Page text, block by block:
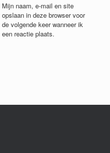
Mijn naam, e-mail en site
opslaan in deze browser voor
de volgende keer wanneer ik
een reactie plaats.